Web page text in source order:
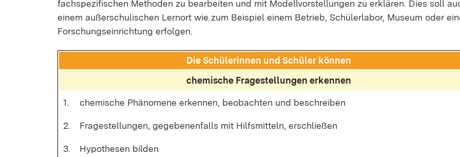
fach­spe­zi­fi­schen Me­tho­den zu be­ar­bei­ten und mit Mo­dell­vor­stel­lun­gen zu er­klä­ren. Dies soll
ei­nem au­ßer­schu­li­schen Lern­ort wie zum Bei­spiel ei­nem Be­trieb, Schü­ler­la­bor, Mu­se­um oder
For­schungs­ein­rich­tung er­fol­gen.
Die Schü­le­rin­nen und Schü­ler kön­nen
che­mi­sche Fra­ge­stel­lun­gen er­ken­nen
1. che­mi­sche Phä­no­me­ne er­ken­nen, be­ob­ach­ten und be­schrei­ben
2. Fra­ge­stel­lun­gen, ge­ge­be­nen­falls mit Hilfs­mit­teln, er­schlie­ßen
3. Hy­po­the­sen bil­den